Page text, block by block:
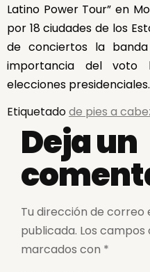
Latino Power Tour” en
por 18 ciudades de los
de conciertos la
importancia del voto
elecciones presidenciales.
Etiquetadode pies a
Deja un
Tu dirección de
publicada. Los
marcados con *